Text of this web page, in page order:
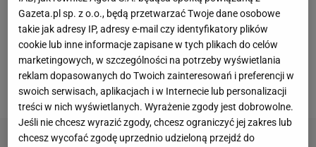
bowiem na chwilę Jonathan Quick, bramkarz
Amerykanów, podczas interwencji minimalnie ruszył
bramkę. Jeden ze słupków wyskoczył z lodu, ale
bramka stała niemal w identycznej pozycji.
Ostatecznie gol nie został uznany.
Gazeta.pl sp. z o.o., będą przetwarzać Twoje dane osobowe
takie jak adresy IP, adresy e-mail czy identyfikatory plików
cookie lub inne informacje zapisane w tych plikach do celów
marketingowych, w szczególności na potrzeby wyświetlania
reklam dopasowanych do Twoich zainteresowań i preferencji w
swoich serwisach, aplikacjach i w Internecie lub personalizacji
treści w nich wyświetlanych. Wyrażenie zgody jest dobrowolne.
Jeśli nie chcesz wyrazić zgody, chcesz ograniczyć jej zakres lub
chcesz wycofać zgodę uprzednio udzieloną przejdź do